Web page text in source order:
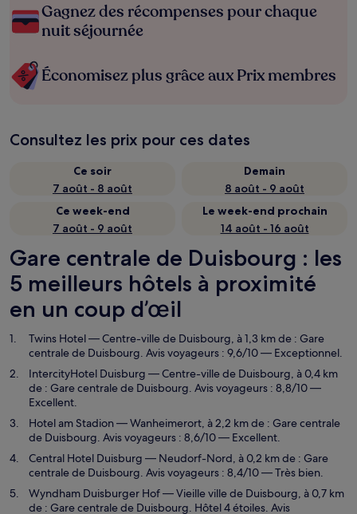
Gagnez des récompenses pour chaque
nuit séjournée
Économisez plus grâce aux Prix membres
Consultez les prix pour ces dates
Ce soir
7 août - 8 août
Demain
8 août - 9 août
Ce week-end
7 août - 9 août
Le week-end prochain
14 août - 16 août
Gare centrale de Duisbourg : les
5 meilleurs hôtels à proximité
en un coup d’œil
Twins Hotel— Centre-ville de Duisbourg, à 1,3 km de : Gare
centrale de Duisbourg. Avis voyageurs : 9,6/10 — Exceptionnel.
IntercityHotel Duisburg — Centre-ville de Duisbourg, à 0,4 km
de : Gare centrale de Duisbourg. Avis voyageurs : 8,8/10 —
Excellent.
Hotel am Stadion— Wanheimerort, à 2,2 km de : Gare centrale
de Duisbourg. Avis voyageurs : 8,6/10 — Excellent.
Central Hotel Duisburg — Neudorf-Nord, à 0,2 km de : Gare
centrale de Duisbourg. Avis voyageurs : 8,4/10 — Très bien.
Wyndham Duisburger Hof— Vieille ville de Duisbourg, à 0,7 km
de : Gare centrale de Duisbourg. Hôtel 4 étoiles. Avis